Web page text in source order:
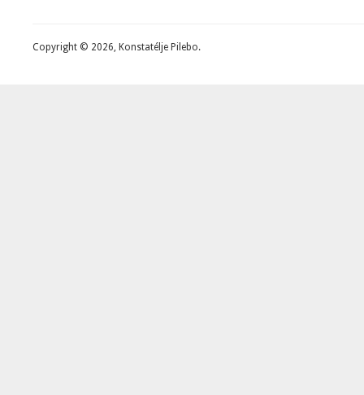
Copyright © 2026, Konstatélje Pilebo.